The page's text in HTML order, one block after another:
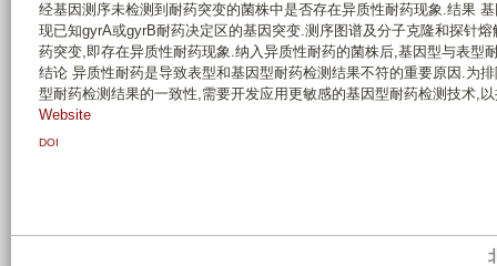
经基因测序未检测到耐药突变的菌株中是否存在异质性耐药现象.结果
现已知gyrA或gyrB耐药决定区的基因突变.测序图谱及分子克隆和探针
药突变,即存在异质性耐药现象.纳入异质性耐药的菌株后,基因型与表型
结论 异质性耐药是导致表型和基因型耐药检测结果不符的重要原因.为
型耐药检测结果的一致性,需要开发应用更敏感的基因型耐药检测技术,
Website
DOI